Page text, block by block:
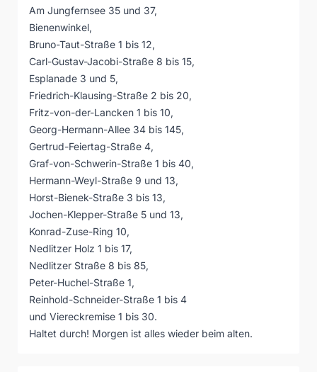
Am Jungfernsee 35 und 37,
Bienenwinkel,
Bruno-Taut-Straße 1 bis 12,
Carl-Gustav-Jacobi-Straße 8 bis 15,
Esplanade 3 und 5,
Friedrich-Klausing-Straße 2 bis 20,
Fritz-von-der-Lancken 1 bis 10,
Georg-Hermann-Allee 34 bis 145,
Gertrud-Feiertag-Straße 4,
Graf-von-Schwerin-Straße 1 bis 40,
Hermann-Weyl-Straße 9 und 13,
Horst-Bienek-Straße 3 bis 13,
Jochen-Klepper-Straße 5 und 13,
Konrad-Zuse-Ring 10,
Nedlitzer Holz 1 bis 17,
Nedlitzer Straße 8 bis 85,
Peter-Huchel-Straße 1,
Reinhold-Schneider-Straße 1 bis 4
und Viereckremise 1 bis 30.
Haltet durch! Morgen ist alles wieder beim alten.